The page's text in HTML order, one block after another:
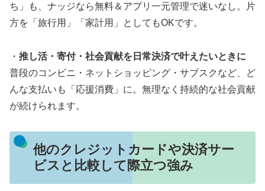
ち」も、ナッジなら無料＆アプリ一元管理で迷いなし。片
方を「旅行用」「家計用」としてもOKです。
・ 推し活・寄付・社会貢献を日常決済で叶えたいときに
普段のコンビニ・ネットショッピング・サブスクなど、ど
んな支払いも「応援消費」に。無理なく持続的な社会貢献
が続けられます。
他のクレジットカードや決済サー
ビスと比較して際立つ強み